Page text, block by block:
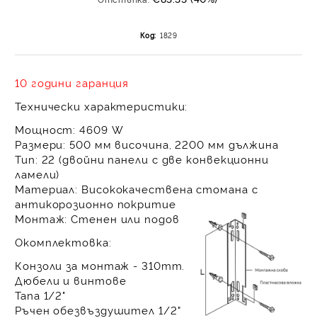
Код: 1829
10 години гаранция
Технически характеристики:
Мощност: 4609 W
Размери: 500 мм височина, 2200 мм дължина
Тип: 22 (двойни панели с две конвекционни
ламели)
Материал: Висококачествена стомана с
антикорозионно покритие
Монтаж: Стенен или подов
Окомплектовка:
Конзоли за монтаж - 310mm.
Дюбели и винтове
Тапа 1/2"
Ръчен обезвъздушител 1/2"
/ €1022.61